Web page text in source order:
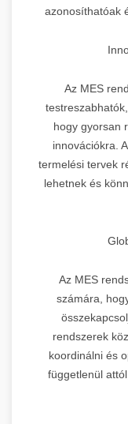
azonosíthatóak
Az MES
hogy gyorsan
innovációkra.
termelési tervek
lehetnek és
Az MES
számára,
rendszerek
koordinálni és
függetlenül